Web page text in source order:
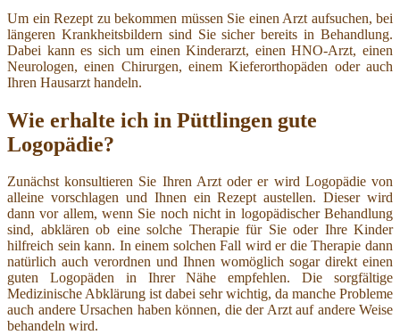
Um ein Rezept zu bekommen müssen Sie einen Arzt aufsuchen, bei
längeren Krankheitsbildern sind Sie sicher bereits in Behandlung.
Dabei kann es sich um einen Kinderarzt, einen HNO-Arzt, einen
Neurologen, einen Chirurgen, einem Kieferorthopäden oder auch
Ihren Hausarzt handeln.
Wie erhalte ich in Püttlingen gute
Logopädie?
Zunächst konsultieren Sie Ihren Arzt oder er wird Logopädie von
alleine vorschlagen und Ihnen ein Rezept austellen. Dieser wird
dann vor allem, wenn Sie noch nicht in logopädischer Behandlung
sind, abklären ob eine solche Therapie für Sie oder Ihre Kinder
hilfreich sein kann. In einem solchen Fall wird er die Therapie dann
natürlich auch verordnen und Ihnen womöglich sogar direkt einen
guten Logopäden in Ihrer Nähe empfehlen. Die sorgfältige
Medizinische Abklärung ist dabei sehr wichtig, da manche Probleme
auch andere Ursachen haben können, die der Arzt auf andere Weise
behandeln wird.